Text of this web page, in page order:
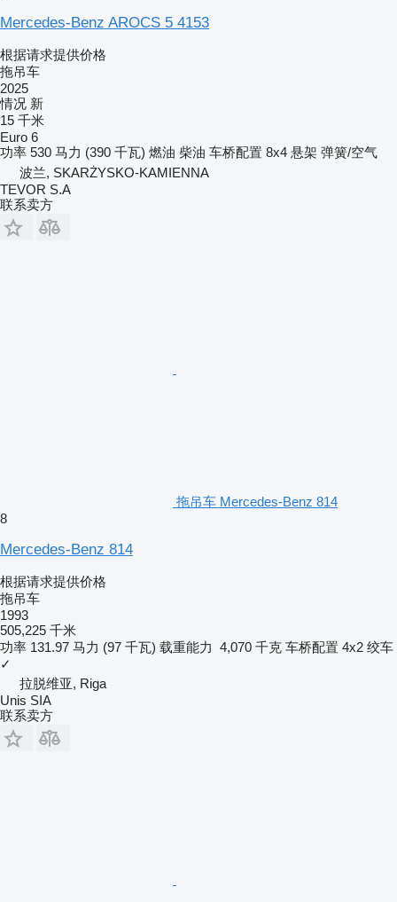
Mercedes-Benz AROCS 5 4153
根据请求提供价格
拖吊车
2025
情况 新
15 千米
Euro 6
功率 530 马力 (390 千瓦) 燃油 柴油 车桥配置 8x4 悬架 弹簧/空气
波兰, SKARŻYSKO-KAMIENNA
TEVOR S.A
联系卖方
拖吊车 Mercedes-Benz 814
8
Mercedes-Benz 814
根据请求提供价格
拖吊车
1993
505,225 千米
功率 131.97 马力 (97 千瓦) 载重能力 4,070 千克 车桥配置 4x2 绞车
✓
拉脱维亚, Riga
Unis SIA
联系卖方